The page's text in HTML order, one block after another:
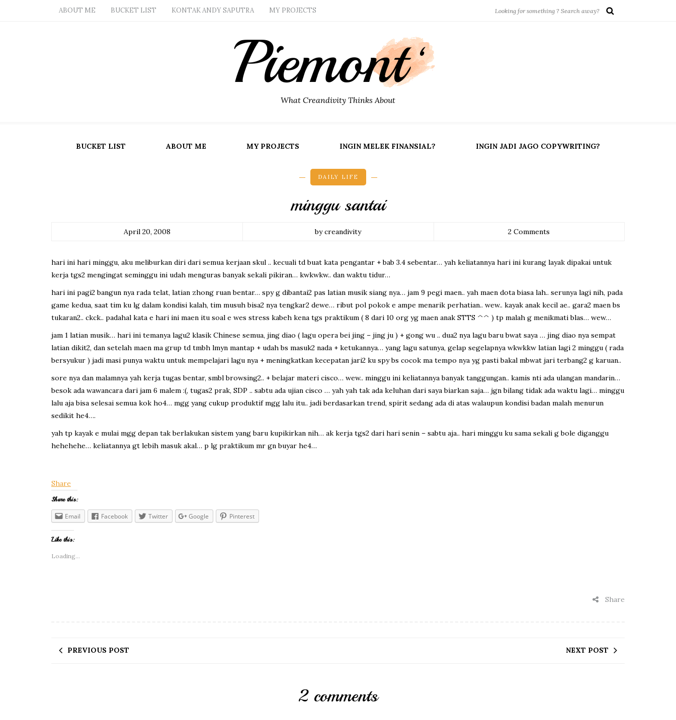
ABOUT ME BUCKET LIST KONTAK ANDY SAPUTRA MY PROJECTS
What Creandivity Thinks About
BUCKET LIST ABOUT ME MY PROJECTS INGIN MELEK FINANSIAL? INGIN JADI JAGO COPYWRITING?
DAILY LIFE
minggu santai
April 20, 2008 by creandivity 2 Comments
hari ini hari minggu, aku meliburkan diri dari semua kerjaan skul .. kecuali td buat kata pengantar + bab 3.4 sebentar… yah keliatannya hari ini kurang layak dipakai untuk
kerja tgs2 mengingat seminggu ini udah menguras banyak sekali pikiran… kwkwkw.. dan waktu tidur…
hari ini pagi2 bangun nya rada telat, latian zhong ruan bentar… spy g dibantai2 pas latian musik siang nya… jam 9 pegi maen.. yah maen dota biasa lah.. serunya lagi nih, pada
game kedua, saat tim ku lg dalam kondisi kalah, tim musuh bisa2 nya tengkar2 dewe… ribut pol pokok e ampe menarik perhatian.. wew.. kayak anak kecil ae.. gara2 maen bs
tukaran2.. ckck.. padahal kata e hari ini maen itu soal e wes stress kabeh kena tgs praktikum ( 8 dari 10 org yg maen anak STTS ^^ ) tp malah g menikmati blas… wew…
jam 1 latian musik… hari ini temanya lagu2 klasik Chinese semua, jing diao ( lagu opera bei jing – jing ju ) + gong wu .. dua2 nya lagu baru bwat saya … jing diao nya sempat
latian dikit2, dan setelah maen ma grup td tmbh lmyn mantap + udah bs masuk2 nada + ketukannya… yang lagu satunya, gelap segelapnya wkwkkw latian lagi 2 minggu ( rada
bersyukur ) jadi masi punya waktu untuk mempelajari lagu nya + meningkatkan kecepatan jari2 ku spy bs cocok ma tempo nya yg pasti bakal mbwat jari terbang2 g karuan..
sore nya dan malamnya yah kerja tugas bentar, smbl browsing2.. + belajar materi cisco… wew.. minggu ini keliatannya banyak tanggungan.. kamis nti ada ulangan mandarin…
besok ada wawancara dari jam 6 malem :(, tugas2 prak, SDP .. sabtu ada ujian cisco … yah yah tak ada keluhan dari saya biarkan saja… jgn bilang tidak ada waktu lagi… minggu
lalu aja bisa selesai semua kok ho4… mgg yang cukup produktif mgg lalu itu.. jadi berdasarkan trend, spirit sedang ada di atas walaupun kondisi badan malah menurun
sedikit he4….
yah tp kayak e mulai mgg depan tak berlakukan sistem yang baru kupikirkan nih… ak kerja tgs2 dari hari senin – sabtu aja.. hari minggu ku sama sekali g bole diganggu
hehehehe… keliatannya gt lebih masuk akal… p lg praktikum mr gn buyar he4…
Share
Share this:
Email Facebook Twitter Google Pinterest
Like this:
Loading...
Share
PREVIOUS POST NEXT POST
2 comments